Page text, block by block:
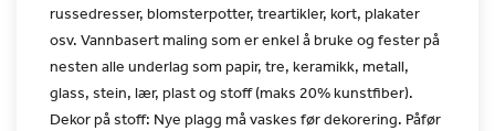
russedresser, blomsterpotter, treartikler, kort, plakater
osv. Vannbasert maling som er enkel å bruke og fester på
nesten alle underlag som papir, tre, keramikk, metall,
glass, stein, lær, plast og stoff (maks 20%kunstfiber).
Dekor på stoff: Nye plagg må vaskes før dekorering. Påfør